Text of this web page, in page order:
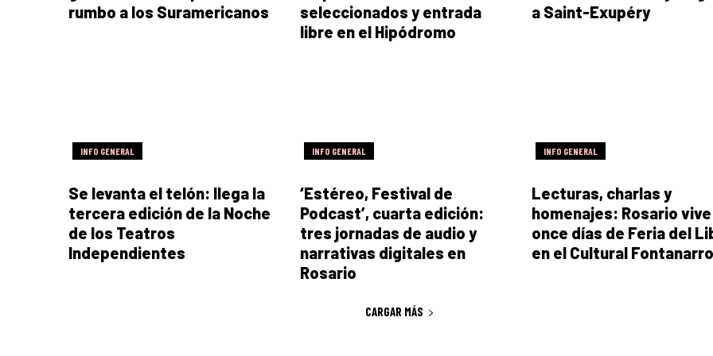
rumbo a los Suramericanos
seleccionados y entrada
libre en el Hipódromo
a Saint-Exupéry
INFO GENERAL
Se levanta el telón: llega la
tercera edición de la Noche
de los Teatros
Independientes
INFO GENERAL
‘Estéreo, Festival de
Podcast’, cuarta edición:
tres jornadas de audio y
narrativas digitales en
Rosario
INFO GENERAL
Lecturas, charlas y
homenajes: Rosario vive
once días de Feria del
en el Cultural
CARGAR MÁS